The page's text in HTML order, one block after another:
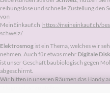
reibungslose und schnelle Zustellung den
von
MeinEinkauf.ch https://meineinkauf.ch/
schweiz/
Elektrosmog ist ein Thema, welches wir
nehmen. Auch für etwas mehr Digitale
ist unser Geschäft baubiologisch gegen
abgeschirmt.
Wir bitten in unseren Räumen das Handy